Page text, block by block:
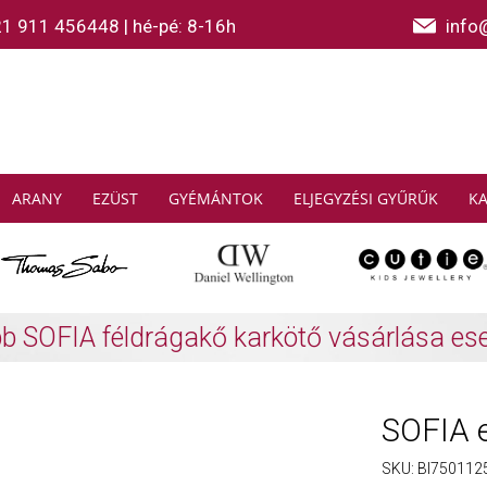
911 456448 | hé-pé: 8-16h
ARANY EZÜST GYÉMÁNTOK ELJEGYZÉSI GYŰRŰK
SABO: Gyűjtsön és spóroljon További
SOFIA
SKU: